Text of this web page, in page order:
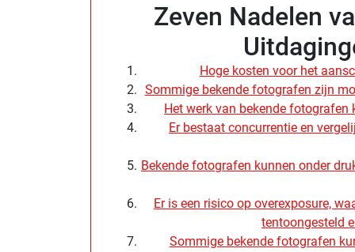
Zeven Nadelen
Hoge kosten voor het
Sommige bekende fotografen zijn
Het werk van bekende
Er bestaat concurrentie en
Bekende fotografen kunnen onder
Er is een risico op overexposure,
tentoongesteld
Sommige bekende fotografen